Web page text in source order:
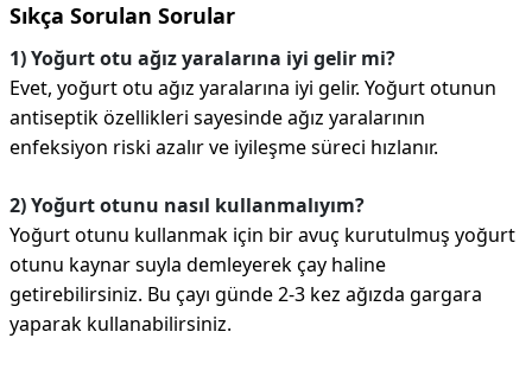
Sıkça Sorulan Sorular
1) Yoğurt otu ağız yaralarına iyi gelir mi?
Evet, yoğurt otu ağız yaralarına iyi gelir. Yoğurt otunun
antiseptik özellikleri sayesinde ağız yaralarının
enfeksiyon riski azalır ve iyileşme süreci hızlanır.
2) Yoğurt otunu nasıl kullanmalıyım?
Yoğurt otunu kullanmak için bir avuç kurutulmuş yoğurt
otunu kaynar suyla demleyerek çay haline
getirebilirsiniz. Bu çayı günde 2-3 kez ağızda gargara
yaparak kullanabilirsiniz.